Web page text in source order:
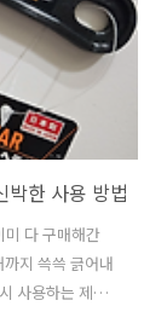
박한 사용 방법
미 다 구매해간
지 쓱쓱 긁어내
사용하는 제품
했어요 집에와